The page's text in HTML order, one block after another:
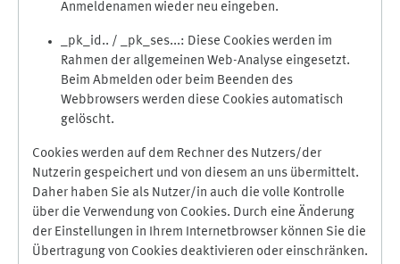
Anmeldenamen wieder neu eingeben.
_pk_id.. / _pk_ses...: Diese Cookies werden im
Rahmen der allgemeinen Web-Analyse eingesetzt.
Beim Abmelden oder beim Beenden des
Webbrowsers werden diese Cookies automatisch
gelöscht.
Cookies werden auf dem Rechner des Nutzers/der
Nutzerin gespeichert und von diesem an uns übermittelt.
Daher haben Sie als Nutzer/in auch die volle Kontrolle
über die Verwendung von Cookies. Durch eine Änderung
der Einstellungen in Ihrem Internetbrowser können Sie die
Übertragung von Cookies deaktivieren oder einschränken.